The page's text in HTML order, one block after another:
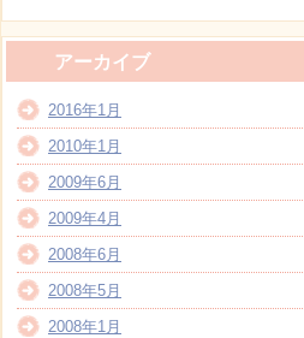
アーカイブ
2016年1月
2010年1月
2009年6月
2009年4月
2008年6月
2008年5月
2008年1月